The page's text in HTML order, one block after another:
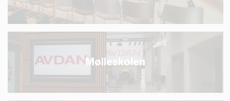
Mølleskolen